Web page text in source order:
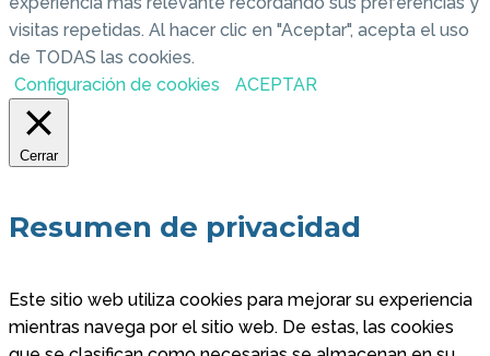
visitas repetidas. Al hacer clic en "Aceptar", acepta el uso
de TODAS las cookies.
Configuración de cookies
ACEPTAR
Cerrar
Resumen de privacidad
Este sitio web utiliza cookies para mejorar su experiencia
mientras navega por el sitio web. De estas, las cookies